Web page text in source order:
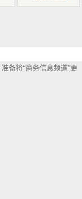
备将“商务信息频道”更